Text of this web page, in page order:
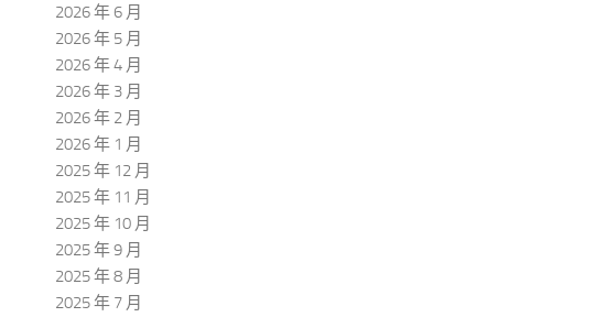
2026 年 6 月
2026 年 5 月
2026 年 4 月
2026 年 3 月
2026 年 2 月
2026 年 1 月
2025 年 12 月
2025 年 11 月
2025 年 10 月
2025 年 9 月
2025 年 8 月
2025 年 7 月